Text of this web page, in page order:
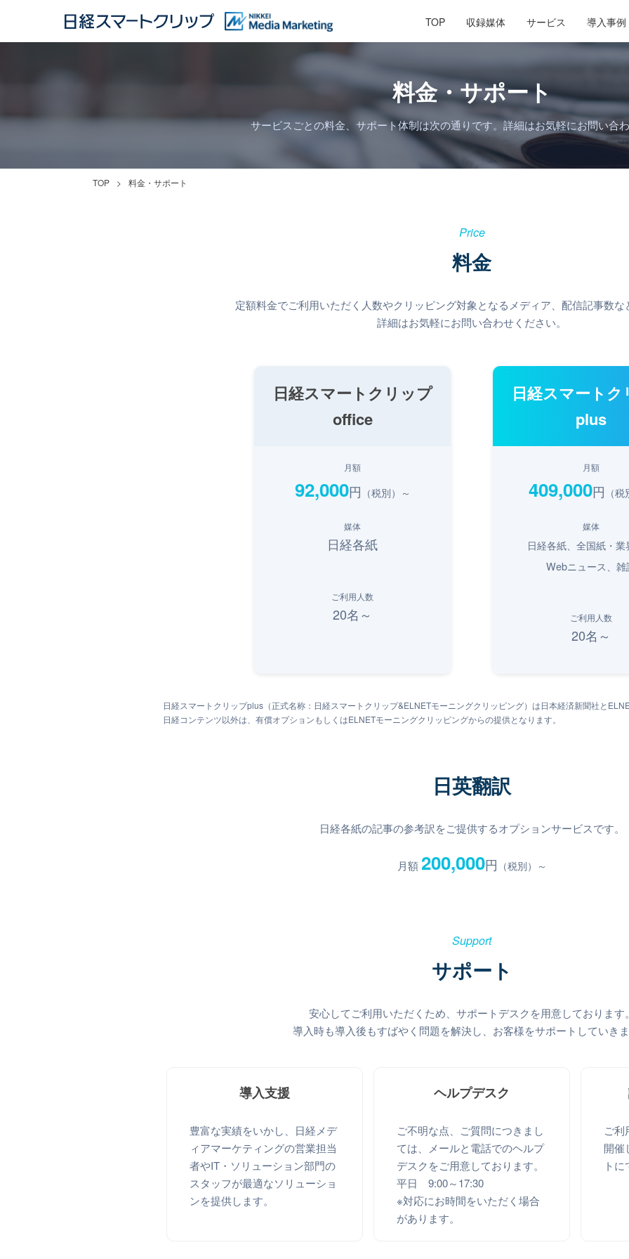
TOP 収録媒体 サービス 導入事例
料金・サポート
サービスごとの料金、サポート体制は次の通りです。詳細はお気軽にお問い合
TOP 料金・サポート
Price
料金
定額料金でご利用いただく人数やクリッピング対象となるメディア、配信記事数な
詳細はお気軽にお問い合わせください。
日経スマートクリップ
office
月額
92,000円 （税別）～
媒体
日経各紙
ご利用人数
20名～
日経スマートク
plus
月額
409,000円 （
媒体
日経各紙、全国紙・業
Webニュース、雑
ご利用人数
20名～
日経スマートクリップplus（正式名称：日経スマートクリップ&ELNETモーニングクリッピング）は日本経済新聞社と
日経コンテンツ以外は、有償オプションもしくはELNETモーニングクリッピングからの提供となります。
日英翻訳
日経各紙の記事の参考訳をご提供するオプションサービスです。
月額 200,000円 （税別）～
Support
サポート
安心してご利用いただくため、サポートデスクを用意しております。
導入時も導入後もすばやく問題を解決し、お客様をサポートしていきま
導入支援
豊富な実績をいかし、日経メデ
ィアマーケティングの営業担当
者やIT・ソリューション部門の
スタッフが最適なソリューショ
ンを提供します。
ヘルプデスク
ご不明な点、ご質問につきまし
ては、メールと電話でのヘルプ
デスクをご用意しております。
平日 9:00～17:30
※対応にお時間をいただく場合
があります。
ご利
開催
ト